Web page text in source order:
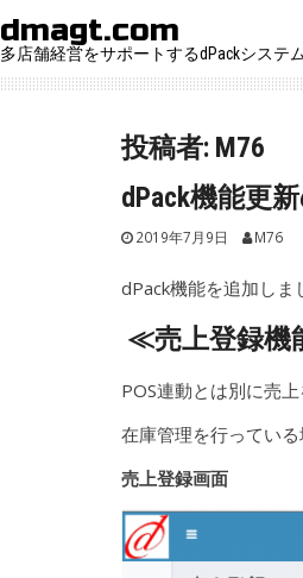
dmagt.com
多店舗経営をサポートするdPackシステ
投稿者: M76
dPack機能更
2019年7月9日 M76
dPack機能を追加しま
≪売上登録機
POS連動とは別に売
在庫管理を行ってい
売上登録画面